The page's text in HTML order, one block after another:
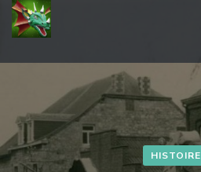
Aller
au
contenu
Entrée)
HISTOIRE